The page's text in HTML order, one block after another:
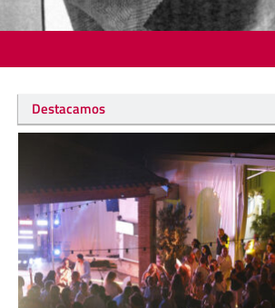
Destacamos